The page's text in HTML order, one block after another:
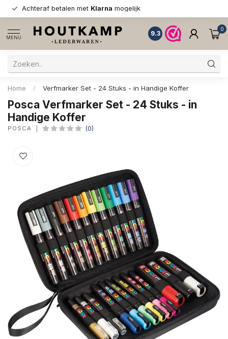
Achteraf betalen met Klarna mogelijk
MENU
9.3
0
Home / Verfmarker Set - 24 Stuks - in Handige Koffer
Posca Verfmarker Set - 24 Stuks - in
Handige Koffer
POSCA (0)